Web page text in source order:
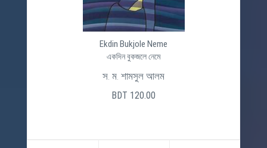
Ekdin Bukjole Neme
একদিন বুকজলে নেমে
স. ম. শামসুল আলম
BDT 120.00